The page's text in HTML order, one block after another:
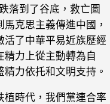
落到了谷底，救亡圖
克思主義傳進中國，
活了中華平易近族歷經
力上從主動轉為自
力依托和文明支持。
植時代，我們黨連合率